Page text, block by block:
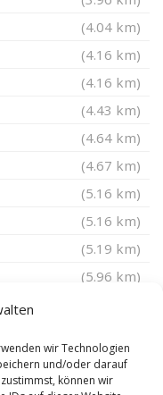
wir Technologien
und/oder darauf
können wir
(4.04 km)
(4.16 km)
(4.16 km)
(4.43 km)
(4.64 km)
(4.67 km)
(5.16 km)
(5.16 km)
(5.19 km)
(5.96 km)
(6.91 km)
(6.94 km)